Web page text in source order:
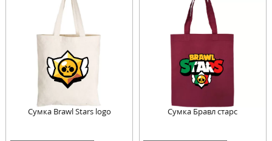
Сумка Brawl Stars logo Сумка Бравл старс